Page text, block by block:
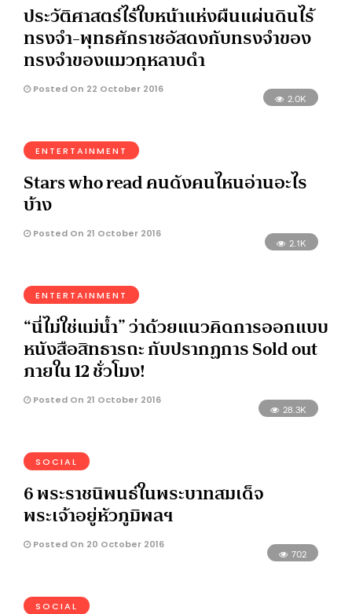
ประวัติศาสตร์ไร้ใบหน้าแห่งผืนแผ่นดินไร้
ทรงจำ-พุทธศักราชอัสดงกับทรงจำของ
ทรงจำของแมวกุหลาบดำ
Posted On 22 October 2016
2.0K
ENTERTAINMENT
Stars who read คนดังคนไหนอ่านอะไร
บ้าง
Posted On 21 October 2016
2.1K
ENTERTAINMENT
“นี่ไม่ใช่แม่น้ำ” ว่าด้วยแนวคิดการออกแบบ
หนังสือสิทธารถะ กับปรากฏการ Sold out
ภายใน 12 ชั่วโมง!
Posted On 21 October 2016
28.3K
SOCIAL
6 พระราชนิพนธ์ในพระบาทสมเด็จ
พระเจ้าอยู่หัวภูมิพลฯ
Posted On 20 October 2016
702
SOCIAL